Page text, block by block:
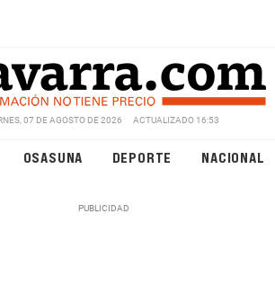
07 DE AGOSTO DE 2026 ACTUALIZADO 16:53
OSASUNA DEPORTE NACIONAL